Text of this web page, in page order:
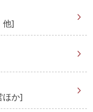
他]
ほか]